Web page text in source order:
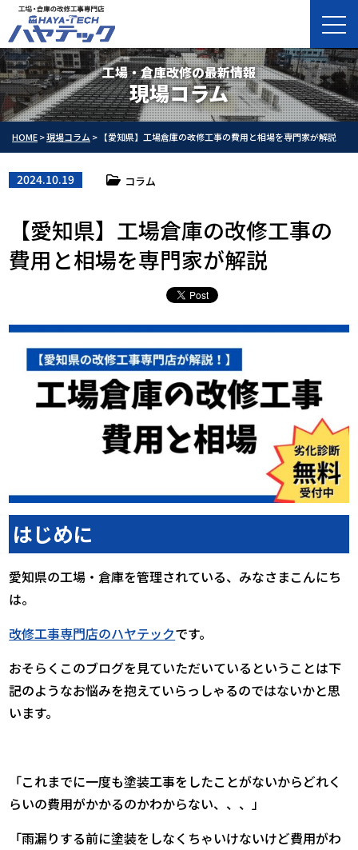
工場・倉庫改修の最新情報
現場コラム
HOME>現場コラム > 【愛知県】工場倉庫の改修工事の費用と相場を専門家が解説
2024.10.19 コラム
【愛知県】工場倉庫の改修工事の
費用と相場を専門家が解説
はじめに
愛知県の工場・倉庫を管理されている、みなさまこんにち
は。
改修工事専門店のハヤテックです。
おそらくこのブログを見ていただいているということは下
記のようなお悩みを抱えていらっしゃるのではないかと思
います。
「これまでに一度も塗装工事をしたことがないからどれく
らいの費用がかかるのかわからない、、、」
「雨漏りする前に塗装をしなくちゃいけないけど費用がわ